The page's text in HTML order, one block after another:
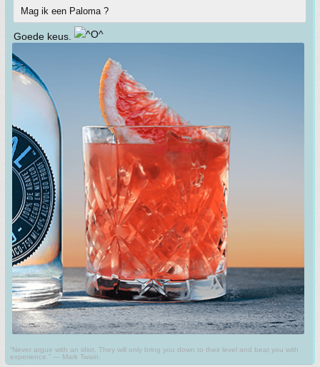
Mag ik een Paloma ?
Goede keus.
“Never argue with an idiot. They will only bring you down to their level and beat you with
experience.” ― Mark Twain.